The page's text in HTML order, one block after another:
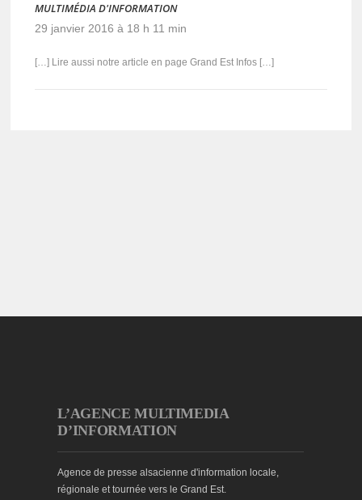
MULTIMÉDIA D'INFORMATION
29 janvier 2016 à 18 h 11 min
[…] Lire aussi notre article en page Grand Est Infos […]
L’AGENCE MULTIMEDIA
D’INFORMATION
Agence de presse alsacienne d'information locale,
régionale et tournée vers le Grand Est.